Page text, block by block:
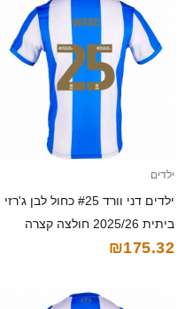
ילדים
ילדים דני וורד #25 כחול לבן ג'רזי
ביתית 2025/26 חולצה קצרה
₪175.32